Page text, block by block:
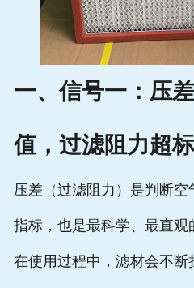
一、信号一：压
值，过滤阻力超标
压差（过滤阻力）是判断
指标，也是最科学、最直
在使用过程中，滤材会不断